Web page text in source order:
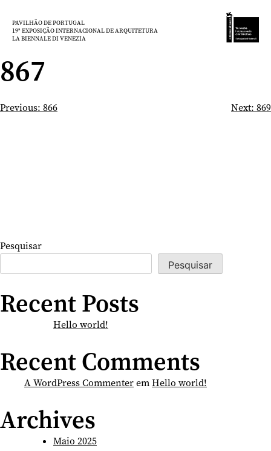
paraPAVILHÃO DE PORTUGAL
19ª EXPOSIÇÃO INTERNACIONAL DE ARQUITETURA
LA BIENNALE DI VENEZIA
867
Navegação
Previous: 866 Next: 869
Pesquisar
Pesquisar
Recent Posts
Hello world!
Recent Comments
A WordPress CommenteremHello world!
Archives
Maio 2025